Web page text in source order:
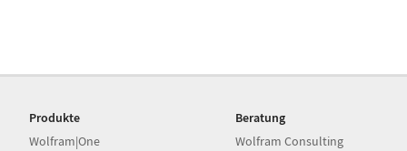
Produkte
Wolfram|One
Beratung
Wolfram Consulting